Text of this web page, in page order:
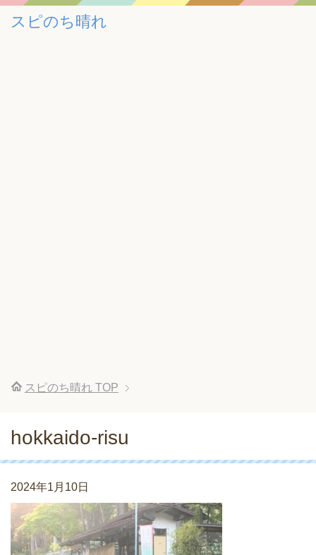
スピのち晴れ
スピのち晴れ TOP
hokkaido-risu
2024年1月10日